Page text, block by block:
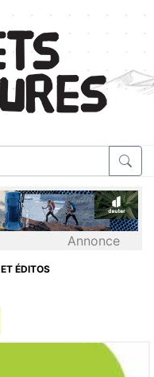
Annonce
ÉDITOS